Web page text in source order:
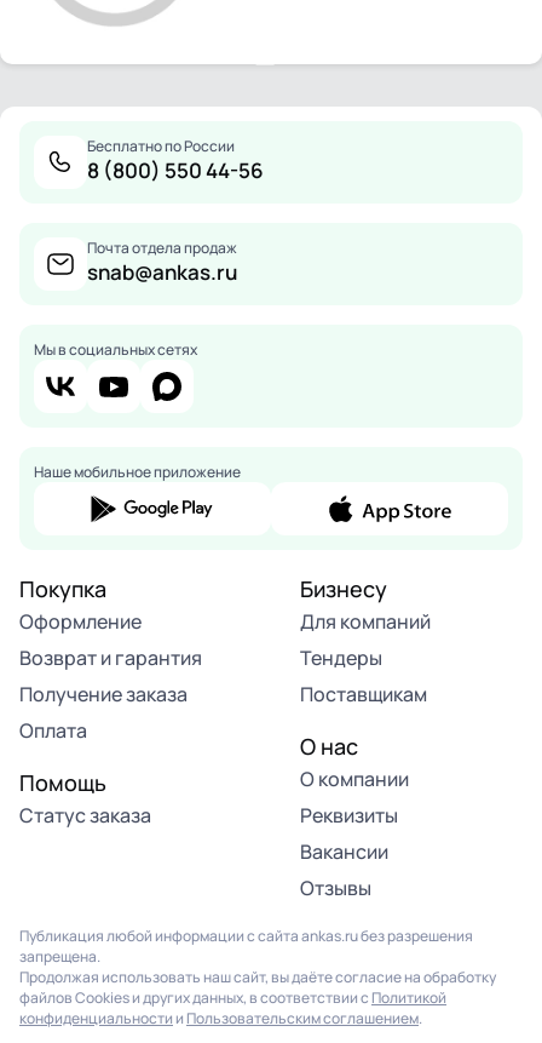
Бесплатно по России
8 (800) 550 44-56
Почта отдела продаж
snab@ankas.ru
Мы в социальных сетях
Наше мобильное приложение
Покупка
Оформление
Возврат и гарантия
Получение заказа
Оплата
Помощь
Статус заказа
Бизнесу
Для компаний
Тендеры
Поставщикам
О нас
О компании
Реквизиты
Вакансии
Отзывы
Публикация любой информации с сайта ankas.ru без разрешения
запрещена.
Продолжая использовать наш сайт, вы даёте согласие на обработку
файлов Cookies и других данных, в соответствии с Политикой
конфиденциальности и Пользовательским соглашением.